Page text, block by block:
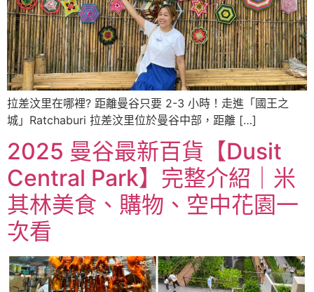
拉差汶里在哪裡? 距離曼谷只要 2-3 小時！走進「國王之
城」Ratchaburi 拉差汶里位於曼谷中部，距離 […]
2025 曼谷最新百貨【Dusit
Central Park】完整介紹｜米
其林美食、購物、空中花園一
次看